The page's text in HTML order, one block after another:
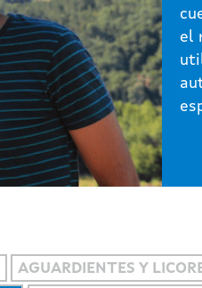
el
AGUARDIENTES Y